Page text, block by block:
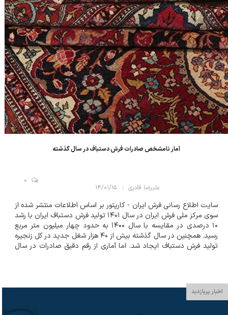
آمار نامشخص صادرات فرش دستباف در سال گذشته
علیرضا قادری ۱۴/۰۱/۱۵
0
سایت اطلاع رسانی فرش ایران - کارپتور بر اساس اطلاعات منتشر شده از
سوی مرکز ملی فرش ایران در سال ۱۴۰۱ تولید فرش دستباف ایران با رشد
۱۰ درصدی در مقایسه با سال ۱۴۰۰ به حدود چهار میلیون متر مربع
رسید. همچنین در سال گذشته بیش از ۴۰ هزار شغل جدید در کل زنجیره
تولید فرش دستباف ایجاد شد. اما آماری از رقم دقیق صادرات در سال
اخبار پربازدید